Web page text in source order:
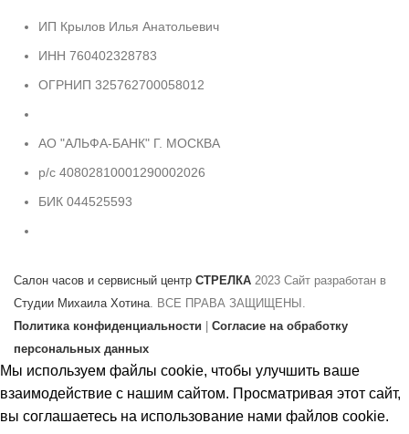
ИП Крылов Илья Анатольевич
ИНН 760402328783
ОГРНИП 325762700058012
АО "АЛЬФА-БАНК" Г. МОСКВА
р/с 40802810001290002026
БИК 044525593
Салон часов и сервисный центр СТРЕЛКА 2023 Сайт разработан в
Студии Михаила Хотина. ВСЕ ПРАВА ЗАЩИЩЕНЫ.
Политика конфиденциальности
Согласие на обработку
персональных данных
Мы используем файлы cookie, чтобы улучшить ваше
взаимодействие с нашим сайтом. Просматривая этот сайт,
вы соглашаетесь на использование нами файлов cookie.